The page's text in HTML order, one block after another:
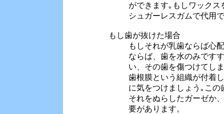
ができます｡もしワック
シュガーレスガムで代用
もし歯が抜けた場合
もしそれが乳歯ならば心
ならば、歯を水のみです
い、その歯を傷つけてし
歯根膜という組織が付着
に気をつけましょう｡こ
それをぬらしたガーゼか
要があります。